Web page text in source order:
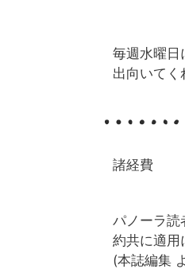
毎週水曜日
出向いてく
諸経費
パノーラ読
約共に適用
(本誌編集